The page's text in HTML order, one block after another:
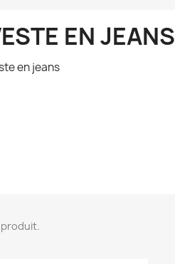
EN JEANS
en jeans
produit.